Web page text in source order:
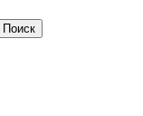
Поиск